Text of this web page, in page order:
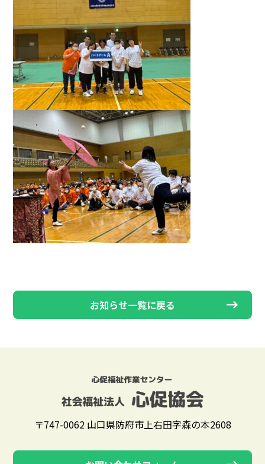
お知らせ一覧に戻る
〒747-0062 山口県防府市上右田字森の本2608